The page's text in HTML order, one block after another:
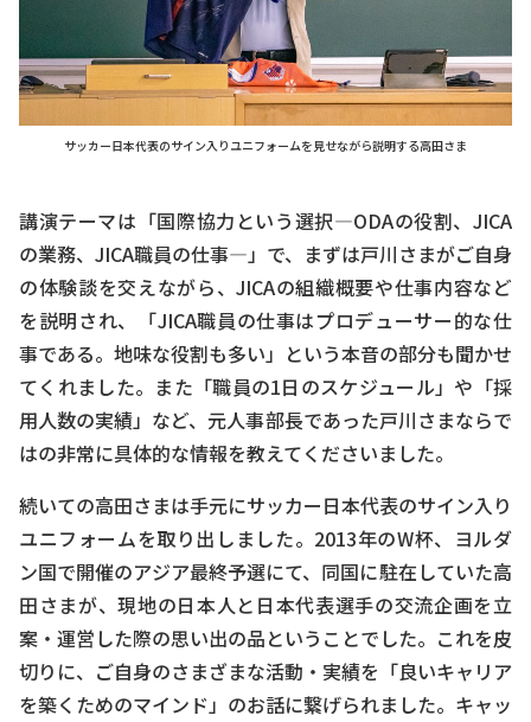
サッカー日本代表のサイン入りユニフォームを見せながら説明する高田さま
講演テーマは「国際協力という選択―ODAの役割、JICA
の業務、JICA職員の仕事―」で、まずは戸川さまがご自身
の体験談を交えながら、JICAの組織概要や仕事内容など
を説明され、「JICA職員の仕事はプロデューサー的な仕
事である。地味な役割も多い」という本音の部分も聞かせ
てくれました。また「職員の1日のスケジュール」や「採
用人数の実績」など、元人事部長であった戸川さまならで
はの非常に具体的な情報を教えてくださいました。
続いての高田さまは手元にサッカー日本代表のサイン入り
ユニフォームを取り出しました。2013年のW杯、ヨルダ
ン国で開催のアジア最終予選にて、同国に駐在していた高
田さまが、現地の日本人と日本代表選手の交流企画を立
案・運営した際の思い出の品ということでした。これを皮
切りに、ご自身のさまざまな活動・実績を「良いキャリア
を築くためのマインド」のお話に繋げられました。キャッ